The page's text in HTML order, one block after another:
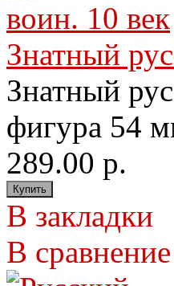
Знатный
Знатный
фигура 54
289.00 р.
В закладки
В сравнение